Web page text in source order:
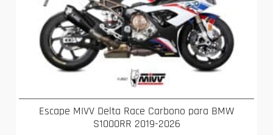
Escape MIVV Delta Race Carbono para BMW
S1000RR 2019-2026